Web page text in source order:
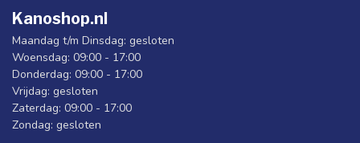
Kanoshop.nl
Maandag t/m Dinsdag: gesloten
Woensdag: 09:00 - 17:00
Donderdag: 09:00 - 17:00
Vrijdag: gesloten
Zaterdag: 09:00 - 17:00
Zondag: gesloten